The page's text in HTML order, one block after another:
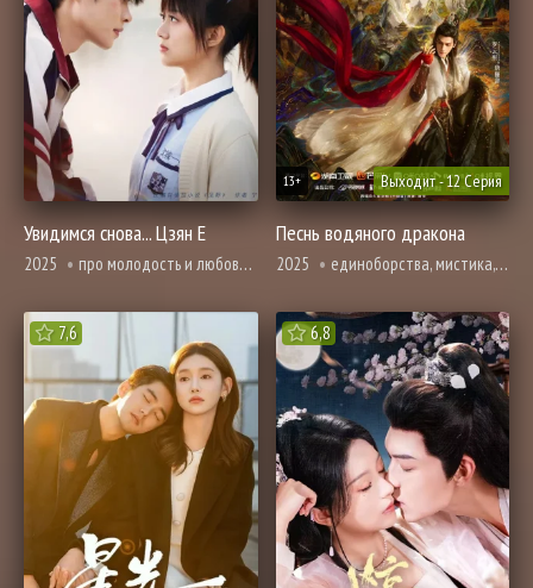
Увидимся снова... Цзян Е
2025 про молодость и любовь, романтика
Выходит - 12 Серия
13+
Песнь водяного дракона
2025 единоборства, мистика, фэнтези
7,6 6,8